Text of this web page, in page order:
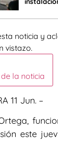
noticia y
vistazo.
la noticia
11 Jun. –
este